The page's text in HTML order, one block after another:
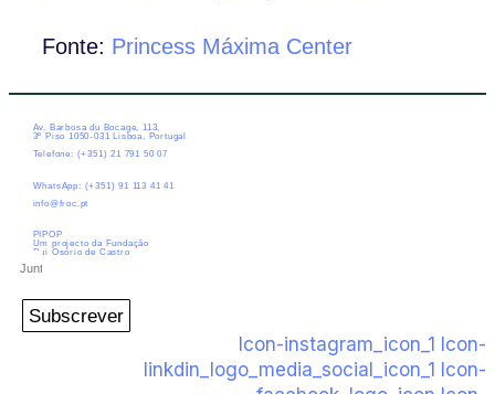
Fonte: Princess Máxima Center
Av. Barbosa du Bocage, 113,
3º Piso 1050-031 Lisboa, Portugal
Telefone: (+351) 21 791 50 07
WhatsApp: (+351) 91 113 41 41
info@froc.pt
PIPOP
Um projecto da Fundação
Rui Osório de Castro
Subscrever
Icon-instagram_icon_1 Icon-
linkdin_logo_media_social_icon_1 Icon-